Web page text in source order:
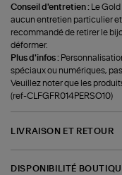
Conseil d'entretien :
Le
aucun entretien particulier et
recommandé de retirer le
déformer.
Plus d'infos :
spéciaux ou numériques,
Veuillez noter que les
(ref-CLFGFR014PERSO10)
LIVRAISON ET RETOUR
DISPONIBILITÉ